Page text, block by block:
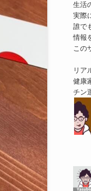
生活
実際
誰で
情報
この
リア
健康
チン